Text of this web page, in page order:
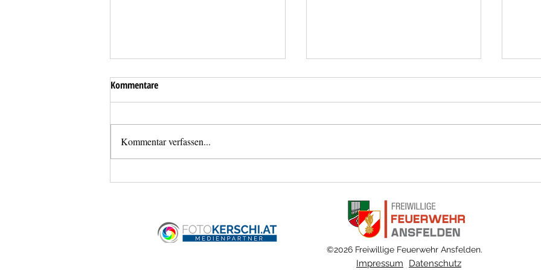
Lose Dachziegel nach Sturm
Kommentare
Kommentar verfassen...
©2026 Freiwillige Feuerwehr Ansfelden.
Impressum Datenschutz